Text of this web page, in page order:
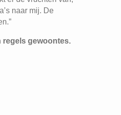
naar mij. De
regels gewoontes.